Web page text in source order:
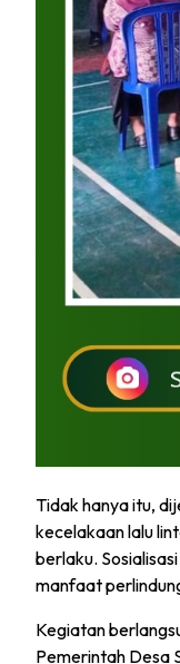
Tidak hanya itu,
kecelakaan lalu
berlaku.
manfaat
Kegiatan
Pemerintah Desa